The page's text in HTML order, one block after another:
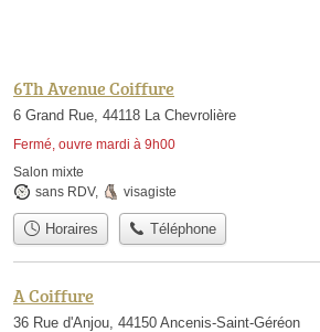
6Th Avenue Coiffure
6 Grand Rue, 44118 La Chevrolière
Fermé, ouvre mardi à 9h00
Salon mixte
sans RDV, visagiste
Horaires Téléphone
A Coiffure
36 Rue d'Anjou, 44150 Ancenis-Saint-Géréon